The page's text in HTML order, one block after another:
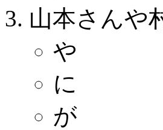
山本さんや
や
に
が